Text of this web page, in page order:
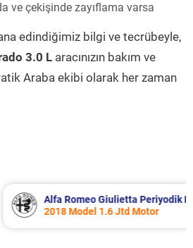
ve çekişinde zayıflama varsa
edindiğimiz bilgi ve tecrübeyle,
3.0 L aracınızın bakım ve
Araba ekibi olarak her zaman
Giulietta Periyodik Bakım 8.340 TL
Model 1.6 Jtd Motor